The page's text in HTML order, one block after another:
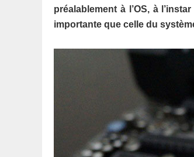
préalablement à l’OS, à
importante que celle du